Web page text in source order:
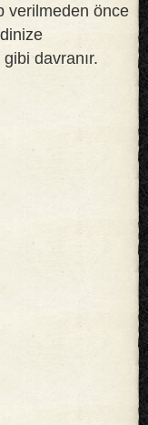
verilmeden önce
davranır.